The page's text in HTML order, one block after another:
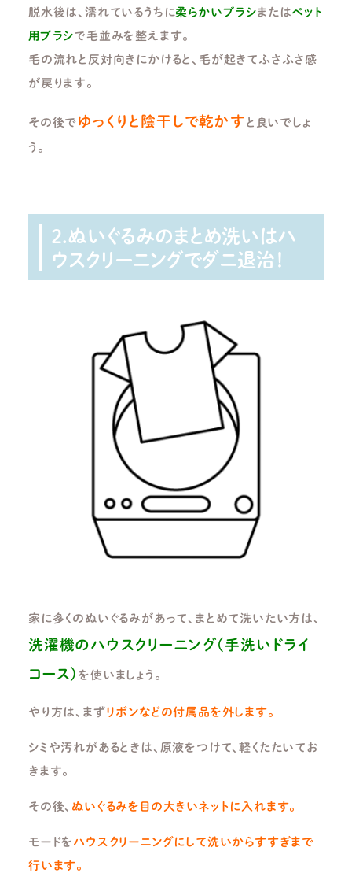
脱水後は、濡れているうちに柔らかいブラシまたはペット
用ブラシで毛並みを整えます。
毛の流れと反対向きにかけると、毛が起きてふさふさ感
が戻ります。
その後でゆっくりと陰干しで乾かすと良いでしょ
う。
2.ぬいぐるみのまとめ洗いはハ
ウスクリーニングでダニ退治！
家に多くのぬいぐるみがあって、まとめて洗いたい方は、
洗濯機のハウスクリーニング（手洗いドライ
コース）を使いましょう。
やり方は、まずリボンなどの付属品を外します。
シミや汚れがあるときは、原液をつけて、軽くたたいてお
きます。
その後、 ぬいぐるみを目の大きいネットに入れます。
モードをハウスクリーニングにして洗いからすすぎまで
行います。